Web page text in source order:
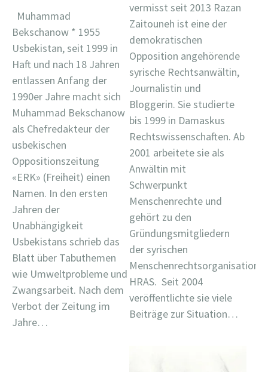
Muhammad
Bekschanow * 1955
Usbekistan, seit 1999 in
Haft und nach 18 Jahren
entlassen Anfang der
1990er Jahre macht sich
Muhammad Bekschanow
als Chefredakteur der
usbekischen
Oppositionszeitung
«ERK» (Freiheit) einen
Namen. In den ersten
Jahren der
Unabhängigkeit
Usbekistans schrieb das
Blatt über Tabuthemen
wie Umweltprobleme und
Zwangsarbeit. Nach dem
Verbot der Zeitung im
Jahre…
vermisst seit 2013 Razan
Zaitouneh ist eine der
demokratischen
Opposition angehörende
syrische Rechtsanwältin,
Journalistin und
Bloggerin. Sie studierte
bis 1999 in Damaskus
Rechtswissenschaften. Ab
2001 arbeitete sie als
Anwältin mit
Schwerpunkt
Menschenrechte und
gehört zu den
Gründungsmitgliedern
der syrischen
Menschenrechtsorganisation
HRAS. Seit 2004
veröffentlichte sie viele
Beiträge zur Situation…